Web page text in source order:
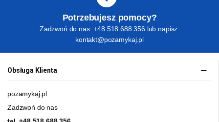
Potrzebujesz pomocy?
Zadzwoń do nas: +48 518 688 356 lub napisz:
kontakt@pozamykaj.pl
Obsługa Klienta
pozamykaj.pl
Zadzwoń do nas